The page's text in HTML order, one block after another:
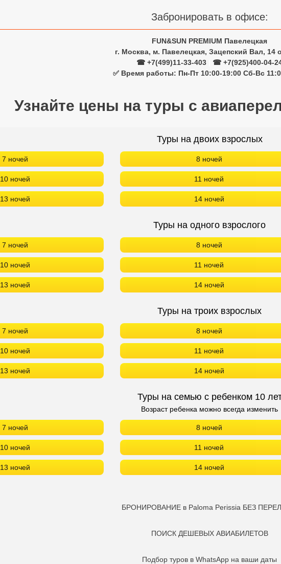
Забронировать в офисе:
FUN&SUN PREMIUM Павелецкая
г. Москва, м. Павелецкая, Зацепский Вал, 14
☎ +7(499)11-33-403
☎ +7(925)400-04-
✅ Время работы: Пн-Пт 10:00-19:00 Сб-Вс
Узнайте цены на туры с
Туры на двоих взрослых
7 ночей 8 ночей
10 ночей 11 ночей
13 ночей 14 ночей
Туры на одного взрослого
7 ночей 8 ночей
10 ночей 11 ночей
13 ночей 14 ночей
Туры на троих взрослых
7 ночей 8 ночей
10 ночей 11 ночей
13 ночей 14 ночей
Туры на семью с ребенком 10
Возраст ребенка можно всегда изменить
7 ночей 8 ночей
10 ночей 11 ночей
13 ночей 14 ночей
БРОНИРОВАНИЕ в Paloma Perissia БЕЗ
ПОИСК ДЕШЕВЫХ АВИАБИЛЕТОВ
Подбор туров в WhatsApp на ваши даты